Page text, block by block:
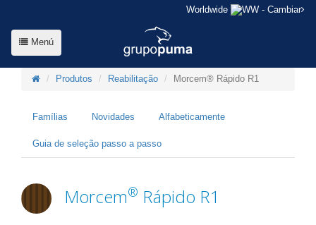
Worldwide - Cambiar
Menú
Produtos Reabilitação Morcem® Rápido R1
Famílias Novidades Alfabeticamente
Guia de seleção passo a passo
Morcem® Rápido R1